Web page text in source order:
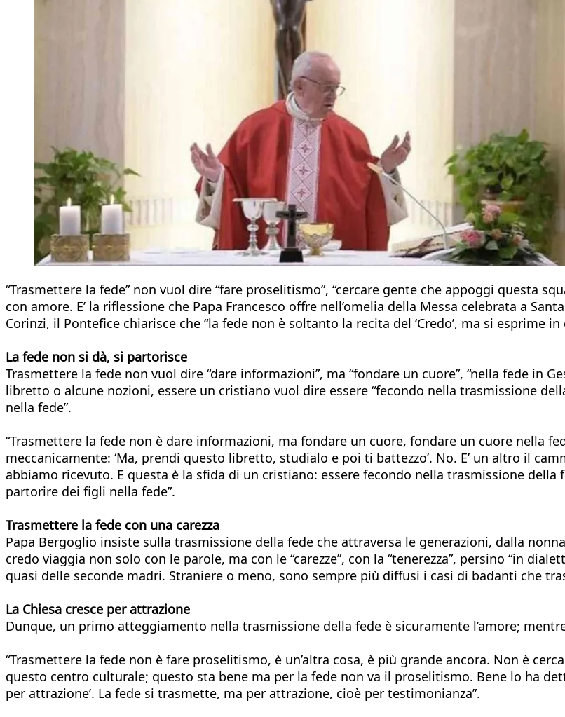
“Trasmettere la fede” non vuol dire “fare proselitismo”, “cercare gente che appoggi questa
con amore. E’ la riflessione che Papa Francesco offre nell’omelia della Messa celebrata a
Corinzi, il Pontefice chiarisce che “la fede non è soltanto la recita del ‘Credo’, ma si esprime
La fede non si dà, si partorisce
Trasmettere la fede non vuol dire “dare informazioni”, ma “fondare un cuore”, “nella fede in
libretto o alcune nozioni, essere un cristiano vuol dire essere “fecondo nella trasmissione
nella fede”.
“Trasmettere la fede non è dare informazioni, ma fondare un cuore, fondare un cuore nella
meccanicamente: ‘Ma, prendi questo libretto, studialo e poi ti battezzo’. No. E’ un altro il
abbiamo ricevuto. E questa è la sfida di un cristiano: essere fecondo nella trasmissione della
partorire dei figli nella fede”.
Trasmettere la fede con una carezza
Papa Bergoglio insiste sulla trasmissione della fede che attraversa le generazioni, dalla
credo viaggia non solo con le parole, ma con le “carezze”, con la “tenerezza”, persino “in
quasi delle seconde madri. Straniere o meno, sono sempre più diffusi i casi di badanti che
La Chiesa cresce per attrazione
Dunque, un primo atteggiamento nella trasmissione della fede è sicuramente l’amore;
“Trasmettere la fede non è fare proselitismo, è un’altra cosa, è più grande ancora. Non è
questo centro culturale; questo sta bene ma per la fede non va il proselitismo. Bene lo ha
per attrazione’. La fede si trasmette, ma per attrazione, cioè per testimonianza”.